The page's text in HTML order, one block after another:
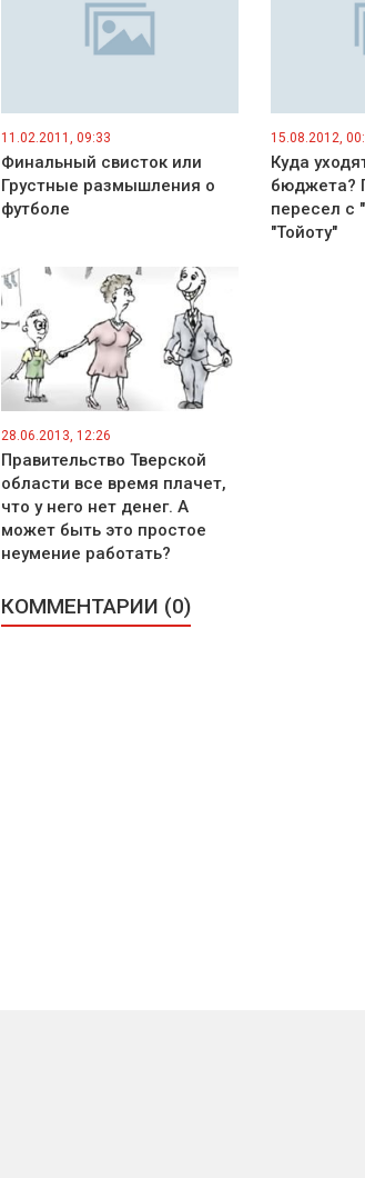
11.02.2011, 09:33
Финальный свисток или
Грустные размышления о
футболе
15.08.2012,
Куда
бюджета?
пересел с
"Тойоту"
28.06.2013, 12:26
Правительство Тверской
области все время плачет,
что у него нет денег. А
может быть это простое
неумение работать?
КОММЕНТАРИИ (0)